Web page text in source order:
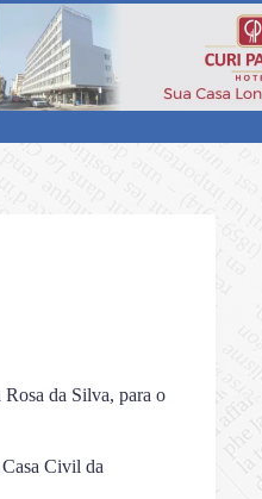
da Silva, para o
Civil da